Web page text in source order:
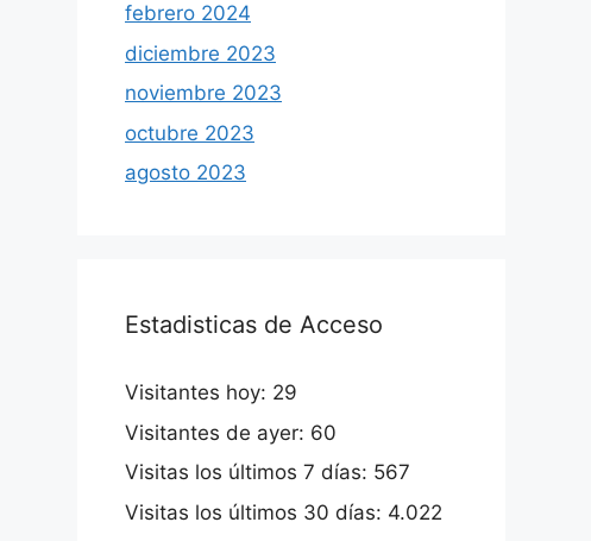
febrero 2024
diciembre 2023
noviembre 2023
octubre 2023
agosto 2023
Estadisticas de Acceso
Visitantes hoy: 29
Visitantes de ayer: 60
Visitas los últimos 7 días: 567
Visitas los últimos 30 días: 4.022